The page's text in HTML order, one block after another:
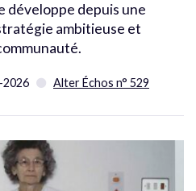
développe depuis une
ambitieuse et
Alter Échos n° 529